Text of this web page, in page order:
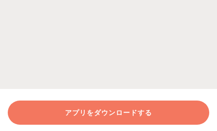
アプリをダウンロードする